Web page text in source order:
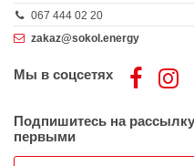
067 444 02 20
zakaz@sokol.energy
Мы в соцсетях
Подпишитесь на
первыми